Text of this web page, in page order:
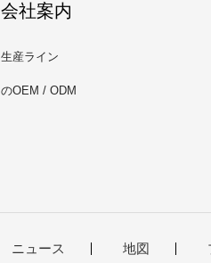
会社案内
生産ライン
のOEM / ODM
ニュース 地図